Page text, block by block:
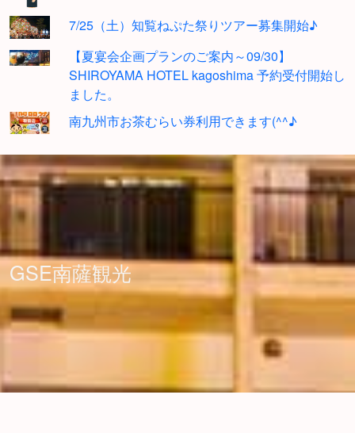
7/25（土）知覧ねぷた祭りツアー募集開始♪
【夏宴会企画プランのご案内～09/30】
SHIROYAMA HOTEL kagoshima 予約受付開始し
ました。
南九州市お茶むらい券利用できます(^^♪
GSE南薩観光